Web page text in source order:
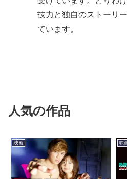
技力と独自のストーリ
ています。
人気の作品
映画 映